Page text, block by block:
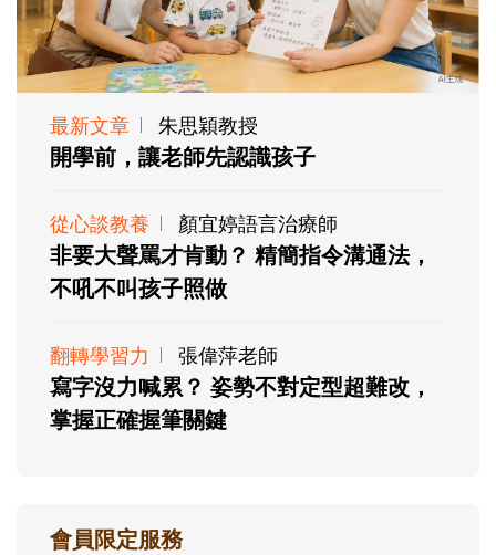
最新文章 朱思穎教授
開學前，讓老師先認識孩子
從心談教養 顏宜婷語言治療師
非要大聲罵才肯動？ 精簡指令溝通法，
不吼不叫孩子照做
翻轉學習力 張偉萍老師
寫字沒力喊累？ 姿勢不對定型超難改，
掌握正確握筆關鍵
會員限定服務